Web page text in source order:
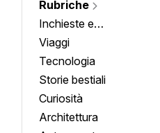
Rubriche
Inchieste e
approfondimenti
Viaggi
Tecnologia
Storie bestiali
Curiosità
Architettura